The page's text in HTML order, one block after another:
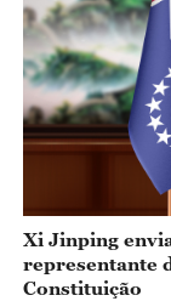
Xi Jinping
representante
Constituição